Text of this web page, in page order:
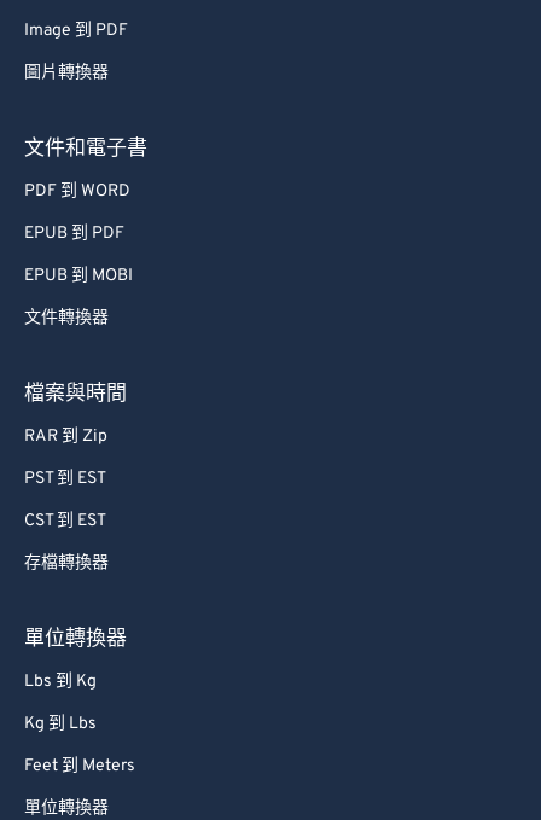
Image 到 PDF
圖片轉換器
文件和電子書
PDF 到 WORD
EPUB 到 PDF
EPUB 到 MOBI
文件轉換器
檔案與時間
RAR 到 Zip
PST 到 EST
CST 到 EST
存檔轉換器
單位轉換器
Lbs 到 Kg
Kg 到 Lbs
Feet 到 Meters
單位轉換器